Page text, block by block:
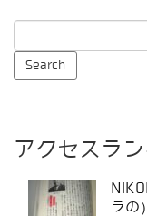
アクセスラ
ラの